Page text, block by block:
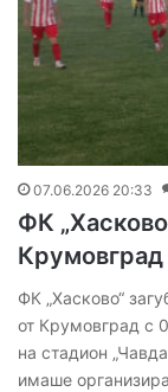
07.06.2026 20:33
ФК
Крумовград
ФК „Хасково“
от Крумовград с
на стадион
имаше